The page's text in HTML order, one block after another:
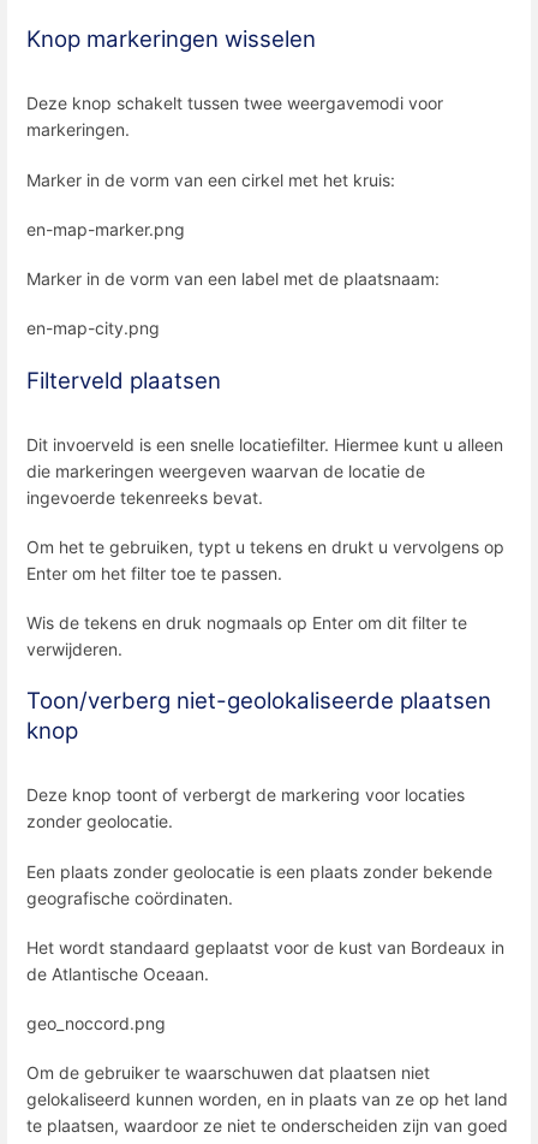
Knop markeringen wisselen
Deze knop schakelt tussen twee weergavemodi voor
markeringen.
Marker in de vorm van een cirkel met het kruis:
en-map-marker.png
Marker in de vorm van een label met de plaatsnaam:
en-map-city.png
Filterveld plaatsen
Dit invoerveld is een snelle locatiefilter. Hiermee kunt u alleen
die markeringen weergeven waarvan de locatie de
ingevoerde tekenreeks bevat.
Om het te gebruiken, typt u tekens en drukt u vervolgens op
Enter om het filter toe te passen.
Wis de tekens en druk nogmaals op Enter om dit filter te
verwijderen.
Toon/verberg niet-geolokaliseerde plaatsen
knop
Deze knop toont of verbergt de markering voor locaties
zonder geolocatie.
Een plaats zonder geolocatie is een plaats zonder bekende
geografische coördinaten.
Het wordt standaard geplaatst voor de kust van Bordeaux in
de Atlantische Oceaan.
geo_noccord.png
Om de gebruiker te waarschuwen dat plaatsen niet
gelokaliseerd kunnen worden, en in plaats van ze op het land
te plaatsen, waardoor ze niet te onderscheiden zijn van goed